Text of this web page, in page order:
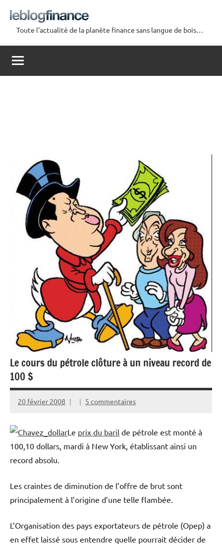
contenu
Le
Blog
Finance
Toute l'actualité de la planète finance sans langue de bois…
Le cours du pétrole clôture à un niveau record de
100 $
20 février 2008 5 commentaires
Le prix du baril de pétrole est monté à
100,10 dollars, mardi à New York, établissant ainsi un
record absolu.
Les craintes de diminution de l’offre de brut sont
principalement à l’origine d’une telle flambée.
L’Organisation des pays exportateurs de pétrole (Opep) a
en effet laissé sous entendre quelle pourrait décider de